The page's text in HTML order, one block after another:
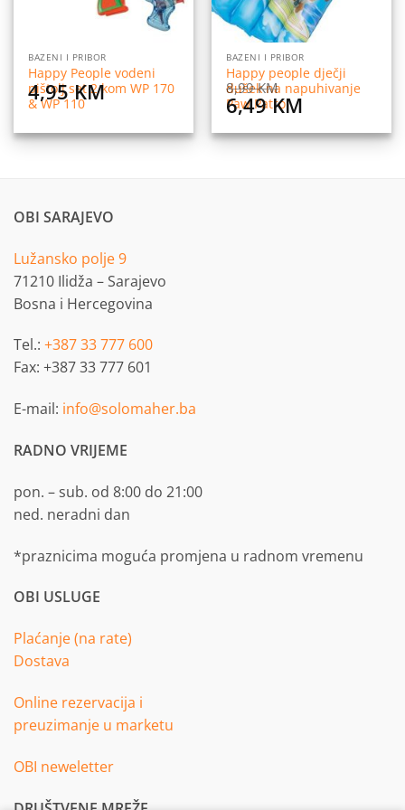
BAZENI I PRIBOR
Happy People vodeni
pištolj set 2 kom WP 170
& WP 110
4,95KM
BAZENI I PRIBOR
Happy people dječji
dušek na napuhivanje
Paw Patrol
8,99KM
Original
price
was:
6,49KMCurrent
is:
OBI SARAJEVO
Lužansko polje 9
71210 Ilidža – Sarajevo
Bosna i Hercegovina
Tel.: +387 33 777 600
Fax: +387 33 777 601
E-mail: info@solomaher.ba
RADNO VRIJEME
pon. – sub. od 8:00 do 21:00
ned. neradni dan
*praznicima moguća promjena u radnom vremenu
OBI USLUGE
Plaćanje (na rate)
Dostava
Online rezervacija i
preuzimanje u marketu
OBI neweletter